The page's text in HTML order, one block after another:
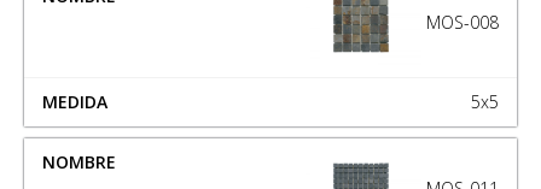
MOS-008
5x5